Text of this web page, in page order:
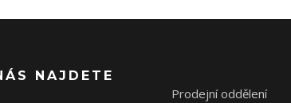
NAJDETE
Prodejní oddělení